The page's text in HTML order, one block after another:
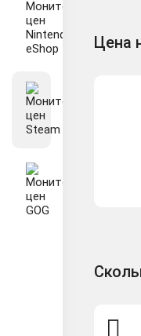
Цена